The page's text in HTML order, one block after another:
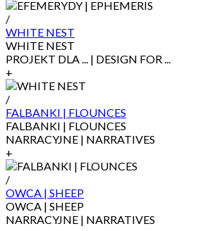
/
WHITE NEST
WHITE NEST
PROJEKT DLA ... | DESIGN FOR ...
+
/
FALBANKI | FLOUNCES
FALBANKI | FLOUNCES
NARRACYJNE | NARRATIVES
+
/
OWCA | SHEEP
OWCA | SHEEP
NARRACYJNE | NARRATIVES